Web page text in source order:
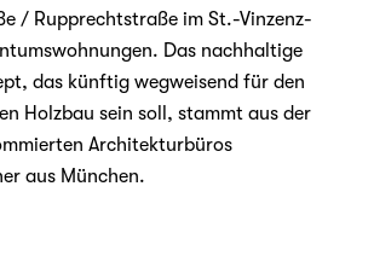
/ Rupprechtstraße im St.-Vinzenz-
Das nachhaltige
das künftig wegweisend für den
Holzbau sein soll, stammt aus der
Architekturbüros
aus München.